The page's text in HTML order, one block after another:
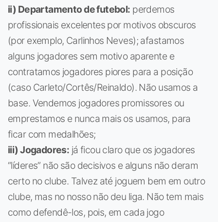
ii) Departamento de futebol: perdemos
profissionais excelentes por motivos obscuros
(por exemplo, Carlinhos Neves); afastamos
alguns jogadores sem motivo aparente e
contratamos jogadores piores para a posição
(caso Carleto/Cortês/Reinaldo). Não usamos a
base. Vendemos jogadores promissores ou
emprestamos e nunca mais os usamos, para
ficar com medalhões;
iii) Jogadores: já ficou claro que os jogadores
“líderes” não são decisivos e alguns não deram
certo no clube. Talvez até joguem bem em outro
clube, mas no nosso não deu liga. Não tem mais
como defendê-los, pois, em cada jogo